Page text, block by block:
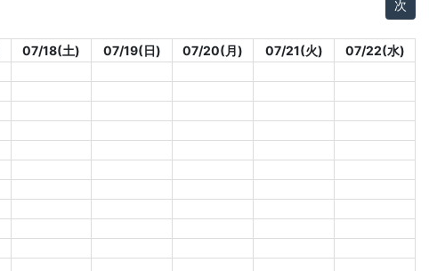
次
07/18(土) 07/19(日) 07/20(月) 07/21(火)
07/22(水)